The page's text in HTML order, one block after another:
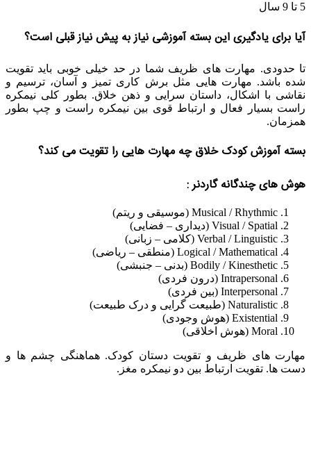
5 تا 9 سال
آیا برای یادگیری این بسته آموزشی نیاز به پیش نیاز قبلی است؟
تا حدودی. مهارت های ظریف شما در حد خیلی خوبی باید تقویت
شده باشد. مهارت هایی مثل برش کاری تمیز و آسان، ترسیم و
نقاشی با اشکال، داستان سرایی و ذهن خلاق. بطور کلی نیمکره
راست بسیار فعال و ارتباط قوی بین نیمکره راست و چپ بطور
همزمان.
بسته آموزش کودک خلاق چه مهارت هایی را تقویت می کند؟
هوش های چندگانه گاردنر :
Musical / Rhythmic (موسیقی و ریتم)
Visual / Spatial (دیداری – فضایی)
Verbal / Linguistic (کلامی – زبانی)
Logical / Mathematical (منطقی – ریاضی)
Bodily / Kinesthetic (بدنی – جنبشی)
Intrapersonal (درون فردی)
Interpersonal (بین فردی)
Naturalistic (طبیعت گرایی و درک طبیعت)
Existential (هوش وجودی)
Moral (هوش اخلاقی)
مهارت های ظریف و تقویت دستان کودک. هماهنگی چشم ها و
دست ها. تقویت ارتباط بین دو نیمکره مغز.